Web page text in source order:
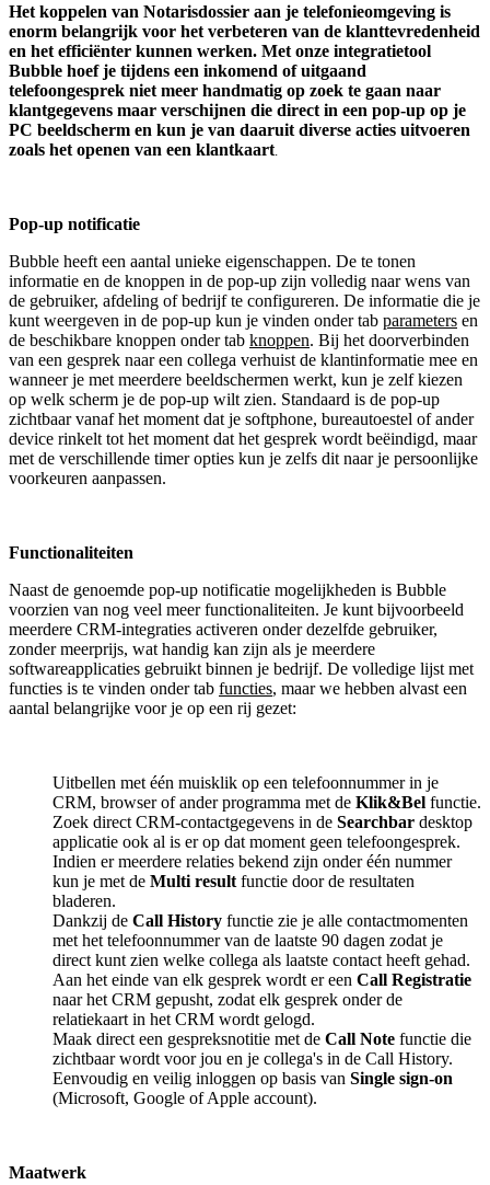
Het koppelen van Notarisdossier aan je telefonieomgeving is
enorm belangrijk voor het verbeteren van de klanttevredenheid
en het efficiënter kunnen werken. Met onze integratietool
Bubble hoef je tijdens een inkomend of uitgaand
telefoongesprek niet meer handmatig op zoek te gaan naar
klantgegevens maar verschijnen die direct in een pop-up op je
PC beeldscherm en kun je van daaruit diverse acties uitvoeren
zoals het openen van een klantkaart
Pop-up notificatie
Bubble heeft een aantal unieke eigenschappen. De te tonen
informatie en de knoppen in de pop-up zijn volledig naar wens van
de gebruiker, afdeling of bedrijf te configureren. De informatie die je
kunt weergeven in de pop-up kun je vinden onder tab parameters en
de beschikbare knoppen onder tab knoppen. Bij het doorverbinden
van een gesprek naar een collega verhuist de klantinformatie mee en
wanneer je met meerdere beeldschermen werkt, kun je zelf kiezen
op welk scherm je de pop-up wilt zien. Standaard is de pop-up
zichtbaar vanaf het moment dat je softphone, bureautoestel of ander
device rinkelt tot het moment dat het gesprek wordt beëindigd, maar
met de verschillende timer opties kun je zelfs dit naar je persoonlijke
voorkeuren aanpassen.
Functionaliteiten
Naast de genoemde pop-up notificatie mogelijkheden is Bubble
voorzien van nog veel meer functionaliteiten. Je kunt bijvoorbeeld
meerdere CRM-integraties activeren onder dezelfde gebruiker,
zonder meerprijs, wat handig kan zijn als je meerdere
softwareapplicaties gebruikt binnen je bedrijf. De volledige lijst met
functies is te vinden onder tab functies, maar we hebben alvast een
aantal belangrijke voor je op een rij gezet:
Uitbellen met één muisklik op een telefoonnummer in je
CRM, browser of ander programma met de Klik&Bel functie.
Zoek direct CRM-contactgegevens in de Searchbar desktop
applicatie ook al is er op dat moment geen telefoongesprek.
Indien er meerdere relaties bekend zijn onder één nummer
kun je met de Multi result functie door de resultaten
bladeren.
Dankzij de Call History functie zie je alle contactmomenten
met het telefoonnummer van de laatste 90 dagen zodat je
direct kunt zien welke collega als laatste contact heeft gehad.
Aan het einde van elk gesprek wordt er een Call Registratie
naar het CRM gepusht, zodat elk gesprek onder de
relatiekaart in het CRM wordt gelogd.
Maak direct een gespreksnotitie met de Call Note functie die
zichtbaar wordt voor jou en je collega's in de Call History.
Eenvoudig en veilig inloggen op basis van Single sign-on
(Microsoft, Google of Apple account).
Maatwerk